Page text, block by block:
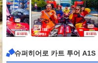
슈퍼히어로 카트 투어 A1S